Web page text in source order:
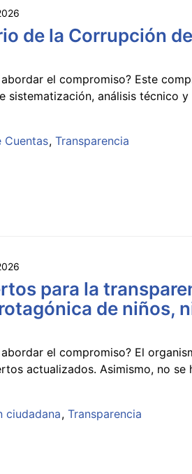
de la Corrupción
el compromiso? Este
sistematización, análisis técnico
Cuentas Transparencia
para la
de niños,
el compromiso? El
actualizados. Asimismo, no se
ciudadana Transparencia